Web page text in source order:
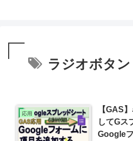
ラジオボタン
応用
【GAS
してGス
Google